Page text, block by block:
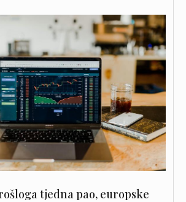
tjedna pao, europske